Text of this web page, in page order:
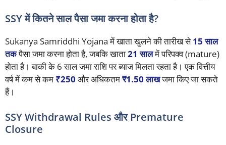
SSY में कितने साल पैसा जमा करना होता है?
Sukanya Samriddhi Yojana में खाता खुलने की तारीख से15 साल
तकपैसा जमा करना होता है, जबकि खाता21 सालमें परिपक्व (mature)
होता है। बाकी के 6 साल जमा राशि पर ब्याज मिलता रहता है। एक वित्तीय
वर्ष में कम से कम ₹250 और अधिकतम₹1.50 लाखजमा किए जा सकते
हैं।
SSY Withdrawal Rules और Premature
Closure